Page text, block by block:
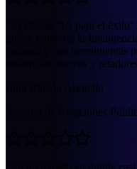
El Ebook "IA para el éxito"
quiere entender la
cercano y con herramientas
desarrollar nuevos y
Lina Rincón Argüello
Asesora de Relaciones